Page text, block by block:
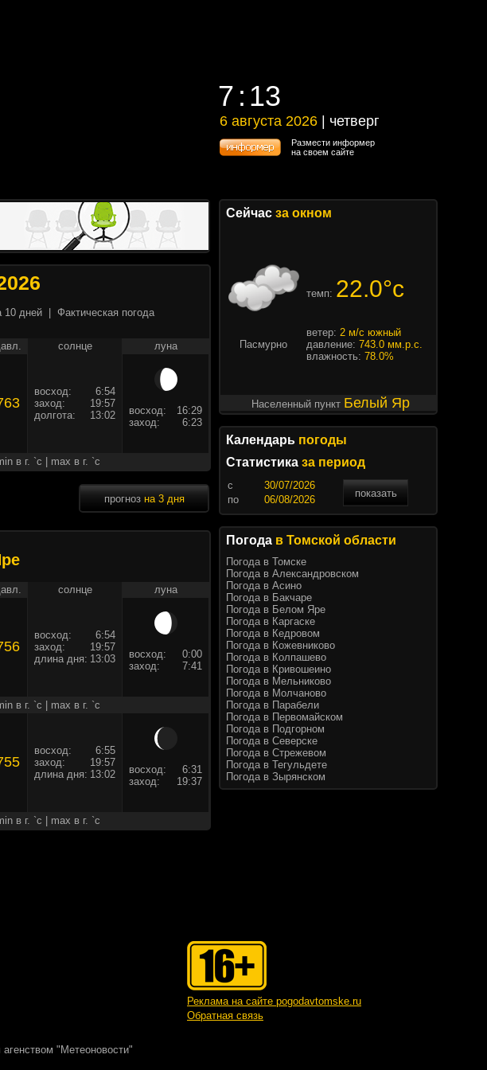
7 13
7 13
6 августа 2026 | четверг
6 августа 2026 | четверг
Размести информер
на своем сайте
10 дней Фактическая погода
солнце луна
восход:
6:54
заход:
19:57
долгота:
13:02 восход:
16:29
заход:
6:23
в г. `c | max в г. `c
прогноз на 3 дня
солнце луна
восход:
6:54
заход:
19:57
длина дня: 13:03 восход:
0:00
заход:
7:41
в г. `c | max в г. `c
восход:
6:55
заход:
19:57
длина дня: 13:02 восход:
6:31
заход:
19:37
в г. `c | max в г. `c
Сейчас за окном
темп: 22.0°c
Пасмурно
ветер: 2 м/с южный
давление: 743.0 мм.р.с.
влажность: 78.0%
Населенный пункт Белый Яр
Календарь погоды
Статистика за период
c
показать
по
Погода в Томской области
Погода в Томске
Погода в Александровском
Погода в Асино
Погода в Бакчаре
Погода в Белом Яре
Погода в Каргаске
Погода в Кедровом
Погода в Кожевниково
Погода в Колпашево
Погода в Кривошеино
Погода в Мельниково
Погода в Молчаново
Погода в Парабели
Погода в Первомайском
Погода в Подгорном
Погода в Северске
Погода в Стрежевом
Погода в Тегульдете
Погода в Зырянском
Реклама на сайте pogodavtomske.ru
Обратная связь
"Метеоновости"